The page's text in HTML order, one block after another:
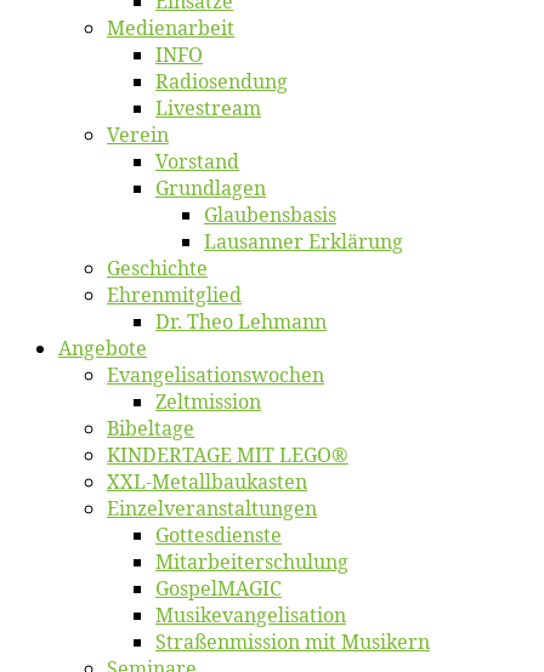
Me­di­en­ar­beit
INFO
Ra­dio­sen­dung
Live­stream
Ver­ein
Vor­stand
Grund­la­gen
Glaubens­ba­sis
Lausan­ner Erklärung
Ge­schich­te
Eh­ren­mit­glied
Dr. Theo Lehmann
An­ge­bo­te
Evangelisa­tions­wo­chen
Zelt­mis­si­on
Bi­bel­ta­ge
KINDERTAGE MIT LEGO®
XXL-Me­­tal­l­­bau­­kas­­ten
Einzelver­an­stal­tungen
Got­tes­diens­te
Mitarbeiter­schulung
Gos­pel­MA­GIC
Musikevan­ge­li­sa­tion
Straßenmis­sion mit Musikern